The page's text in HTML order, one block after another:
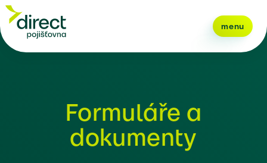
menu
Formuláře a
dokumenty